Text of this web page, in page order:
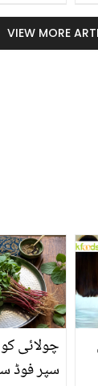
گے گٹھنوں
حد
VIEW MORE
چولائی
سپر فوڈ